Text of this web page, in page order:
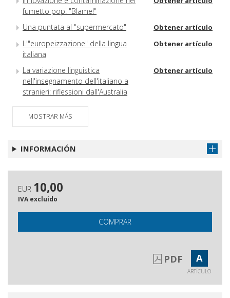
fumetto pop: "Blame!"
Una puntata al "supermercato" Obtener artículo
L'"europeizzazione" della lingua
italiana
Obtener artículo
La variazione linguistica
nell'insegnamento dell'italiano a
stranieri: riflessioni dall'Australia
Obtener artículo
La pubblicità dei prodotti alcolici in
Italia: i modelli linguistici e retorici e
il ruolo dell'immagine
Lo stile comunicativo di Paolo Limiti
Obtener artículo
"C6? I seek you". Comunicare in chat Obtener artículo
Abbiamo letto per voi.
MOSTRAR MÁS
INFORMACIÓN
EUR 10,00
IVA excluido
COMPRAR
PDF A
ARTÍCULO